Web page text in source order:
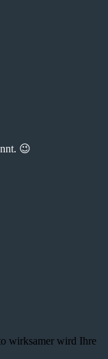
😉
wirksamer wird Ihre